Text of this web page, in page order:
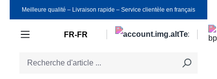
Passer au contenu principal
Meilleure qualité ‒ Livraison rapide ‒ Service clientèle en français
FR-FR